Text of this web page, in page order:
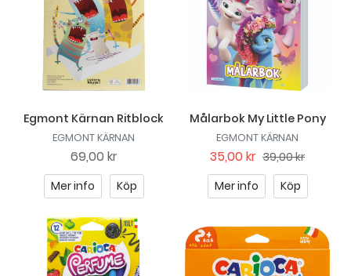
Egmont Kärnan Ritblock
EGMONT KÄRNAN
69,00 kr
Mer info Köp
Målarbok My Little Pony
EGMONT KÄRNAN
35,00 kr 39,00 kr
Mer info
Köp